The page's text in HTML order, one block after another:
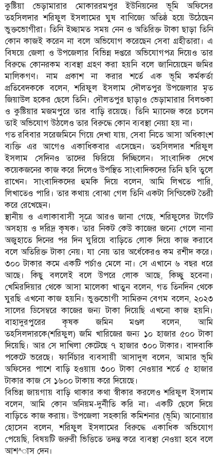
কুষ্টিয়া ভেড়ামারার মোকাররমপুর ইউনিয়নের ভূমি অফিসের
তহসিলদার শরিফুল ইসলামের ঘুষ বাণিজ্যে অতিষ্ঠ হয়ে উঠেছেন
ভুক্তভোগীরা। তিনি ইচ্ছামত সময় নেন ও অতিরিক্ত টাকা ছাড়া তিনি
কোন কাজই করেন না বলে অভিযোগ করেছেন সেবা গ্রহীতারা। এ
বিষয়ে জেলা ও উপজেলার বিভিন্ন দপ্তরে অভিযোগপত্র দিয়েও তার
বিরুদ্ধে কোনরকম ব্যবস্থা গ্রহণ করা হয়নি বলে জানিয়েছেন জমির
মালিকগণ। নাম প্রকাশ না করার শর্তে এক ভূমি কর্মকর্তা
প্রতিবেদককে বলেন, শরিফুল ইসলাম দৌলতপুর উপজেলার মৃত
জিয়াউল হকের ছেলে তিনি। দৌলতপুর ছাড়াও ভেড়ামারার বিলশুকা
ও কুষ্টিয়ার মজমপুরে তার বাড়ি রয়েছে। তিনি ম্যানেজ করে চলেন
তাই অভিযোগ উঠলেও তার বিরুদ্ধে কোন ব্যবস্থা নেয়া হয় না।
গত রবিবার সরেজমিনে গিয়ে দেখা যায়, সেবা নিতে আসা অধিকাংশ
ব্যক্তি এর আগেও একাধিকবার এসেছেন। তহসিলদার শরিফুল
ইসলাম সেদিনও তাদের ফিরিয়ে দিচ্ছিলেন। সাংবাদিক দেখে
কয়েকজনের কাজ করে দিলেও উপস্থিত সাংবাদিকদের তিনি ছবি তুলে
রাখেন। সাংবাদিকদের হুমকি দিয়ে বলেন, আমি লিখতে পারি,
লিখাতেও পারি। তার কথায় বোঝা গেল তিনি একটা সিন্ডিকেট তৈরী
করে রেখেছেন।
স্থানীয় ও এলাকাবাসী সূত্রে আরও জানা গেছে, শরিফুলের টার্গেট
অসহায় ও দরিদ্র কৃষক। তার নিকট কেউ কাজের জন্যে গেলে নানা
অজুহাতে দিনের পর দিন ঘুরিয়ে বাড়িতে লোক দিয়ে কাজ করাবে
বলে অতিরিক্ত টাকা নেয়। যা নেয় তার অর্ধেকেরও কম রশীদ করে।
৩০০ টাকার কমে একটি পর্চাও মেলে না। সে এখানে ৬ বছর ধরে
আছে। কিছু বললেই বলে উপরে লোক আছে, কিচ্ছু হবেনা।
খেমিরদিয়ার থেকে আসা মালেকা খাতুন বলেন, গত তিনদিন থেকে
ঘুরছি এখনো কাজ হয়নি। ভুক্তভোগী সামিরুন বেগম বলেন, ২০২৩
সালের ডিসেম্বরে কাজের জন্য টাকা দিয়েছি এখনো কাজ হয়নি।
বাহাদুরপুরের কৃষক জমিন মণ্ডল বলেন, আমি
তহসিলদারকে(শরিফুল) জমি খারিজের জন্য ১০ হাজার ৫০০ টাকা
দিয়েছি। আর সে দাখিলা কেটেছে ৭ হাজার ৩০০ টাকার। বাদবাকি
পকেটে ভরেছে। ফার্নিচার ব্যবসায়ী আসাদুল বলেন, আমার ভূমি
অফিসের পাশে বাড়ি হওয়ায় ৩০০ টাকা নেওয়ার শর্তে ৫ হাজার
টাকার কাজ সে ১৬০০ টাকায় করে দিয়েছে।
বিভিন্ন জায়গায় বাড়ি থাকার কথা স্বীকার করলেও শরিফুল ইসলাম
বলেন, আমি কোন অনিয়ম-দুর্নীতি করি না। একটি ছেলে দিয়ে
বাড়িতে কাজ করায়। উপজেলা সহকারি কমিশনার (ভূমি) আনোয়ার
হোসেন বলেন, শরিফুল ইসলামের বিরুদ্ধে একাধিক অভিযোগ
পেয়েছি, বিষয়টি জরুরী ভিত্তিতে তদন্ত করে ব্যবস্থা নেওয়া হবে বলে
আশ^াস দেন।